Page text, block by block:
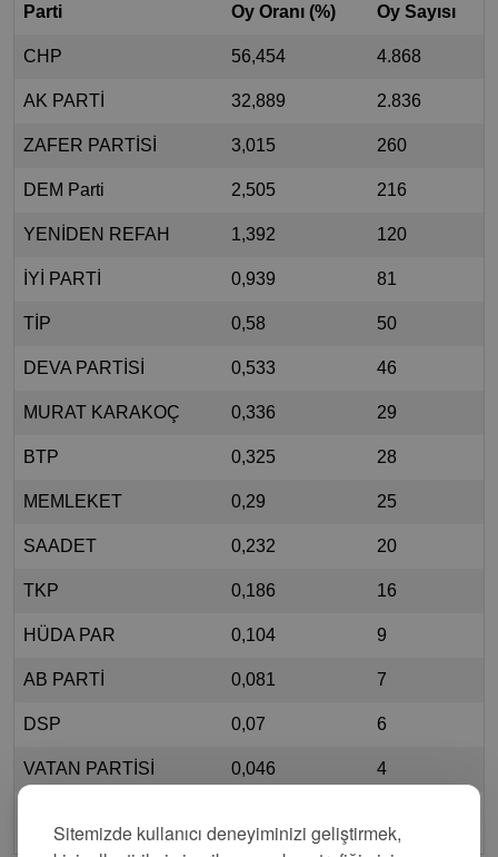
Sitemizde kullanıcı deneyiminizi geliştirmek,
Parti Oy Oranı (%) Oy Sayısı
CHP 56,454 4.868
AK PARTİ 32,889 2.836
ZAFER PARTİSİ 3,015 260
DEM Parti 2,505 216
YENİDEN REFAH 1,392 120
İYİ PARTİ 0,939 81
TİP 0,58 50
DEVA PARTİSİ 0,533 46
MURAT KARAKOÇ 0,336 29
BTP 0,325 28
MEMLEKET 0,29 25
SAADET 0,232 20
TKP 0,186 16
HÜDA PAR 0,104 9
AB PARTİ 0,081 7
DSP 0,07 6
VATAN PARTİSİ 0,046 4